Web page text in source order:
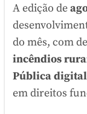
A edição de
do mês, com
incêndios
Pública digital
em direitos